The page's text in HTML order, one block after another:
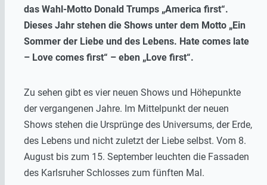
das Wahl-Motto Donald Trumps „America first“.
Dieses Jahr stehen die Shows unter dem Motto „Ein
Sommer der Liebe und des Lebens. Hate comes late
– Love comes first“ – eben „Love first“.
Zu sehen gibt es vier neuen Shows und Höhepunkte
der vergangenen Jahre. Im Mittelpunkt der neuen
Shows stehen die Ursprünge des Universums, der Erde,
des Lebens und nicht zuletzt der Liebe selbst. Vom 8.
August bis zum 15. September leuchten die Fassaden
des Karlsruher Schlosses zum fünften Mal.